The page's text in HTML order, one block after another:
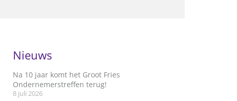
Nieuws
Na 10 jaar komt het Groot Fries
Ondernemerstreffen terug!
8 juli 2026